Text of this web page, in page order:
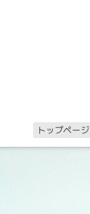
トップページ